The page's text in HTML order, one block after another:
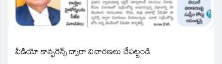
వీడియో కాన్ఫరెన్స్ ద్వారా విచారణలు చేపట్టండి